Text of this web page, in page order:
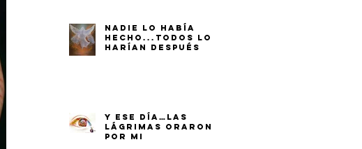
NADIE LO HABÍA
HECHO...TODOS LO
HARÍAN DESPUÉS
Y ESE DÍA…LAS
LÁGRIMAS ORARON
POR MI